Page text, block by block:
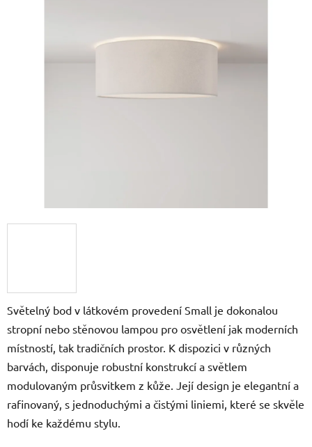
Světelný bod v látkovém provedení Small je dokonalou
stropní nebo stěnovou lampou pro osvětlení jak moderních
místností, tak tradičních prostor. K dispozici v různých
barvách, disponuje robustní konstrukcí a světlem
modulovaným průsvitkem z kůže. Její design je elegantní a
rafinovaný, s jednoduchými a čistými liniemi, které se skvěle
hodí ke každému stylu.